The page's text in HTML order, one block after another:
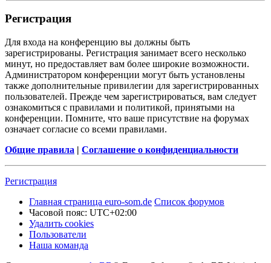
Регистрация
Для входа на конференцию вы должны быть
зарегистрированы. Регистрация занимает всего несколько
минут, но предоставляет вам более широкие возможности.
Администратором конференции могут быть установлены
также дополнительные привилегии для зарегистрированных
пользователей. Прежде чем зарегистрироваться, вам следует
ознакомиться с правилами и политикой, принятыми на
конференции. Помните, что ваше присутствие на форумах
означает согласие со всеми правилами.
Общие правила | Соглашение о конфиденциальности
Регистрация
Главная страница euro-som.de Список форумов
Часовой пояс: UTC+02:00
Удалить cookies
Пользователи
Наша команда